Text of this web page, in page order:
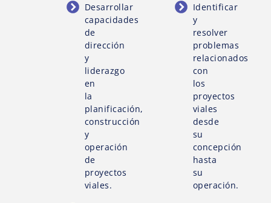
Desarrollar
capacidades
de
dirección
y
liderazgo
en
la
planificación,
construcción
y
operación
de
proyectos
viales.
Identificar
y
resolver
problemas
relacionados
con
los
proyectos
viales
desde
su
concepción
hasta
su
operación.